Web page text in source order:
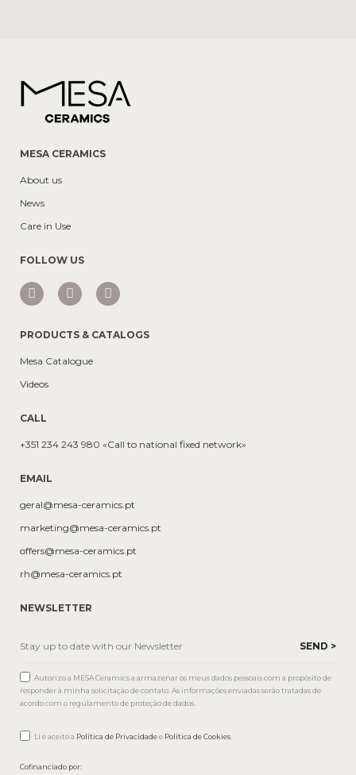
MESA CERAMICS
About us
News
Care in Use
FOLLOW US
PRODUCTS & CATALOGS
Mesa Catalogue
Videos
CALL
+351 234 243 980 «Call to national fixed network»
EMAIL
geral@mesa-ceramics.pt
marketing@mesa-ceramics.pt
offers@mesa-ceramics.pt
rh@mesa-ceramics.pt
NEWSLETTER
Autorizo a MESA Ceramics a armazenar os meus dados pessoais com a propósito de
responder à minha solicitação de contato. As informações enviadas serão tratadas de
acordo com o regulamento de proteção de dados.
Li e aceito a Política de Privacidadee Política de Cookies
Cofinanciado por: